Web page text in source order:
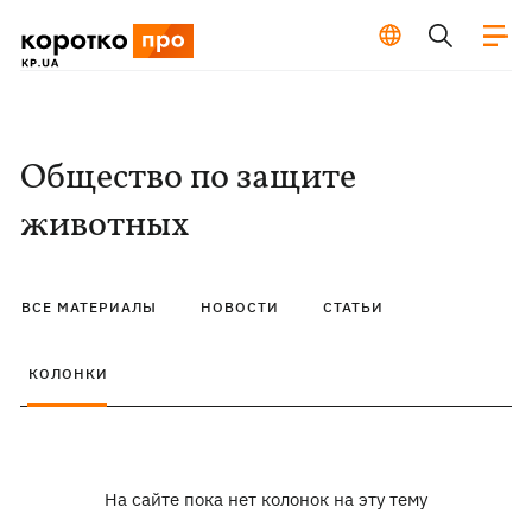
Общество по защите
животных
ВСЕ МАТЕРИАЛЫ НОВОСТИ СТАТЬИ
КОЛОНКИ
На сайте пока нет колонок на эту тему